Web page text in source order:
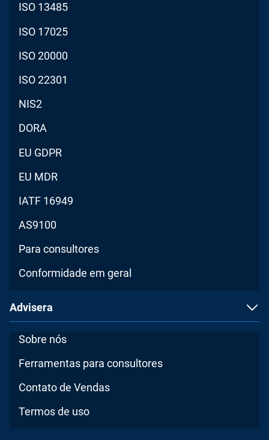
ISO 13485
ISO 17025
ISO 20000
ISO 22301
NIS2
DORA
EU GDPR
EU MDR
IATF 16949
AS9100
Para consultores
Conformidade em geral
Advisera
Sobre nós
Ferramentas para consultores
Contato de Vendas
Termos de uso